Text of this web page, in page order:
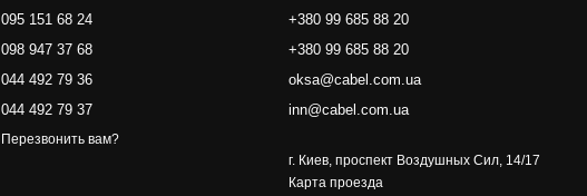
095 151 68 24
098 947 37 68
044 492 79 36
044 492 79 37
Перезвонить вам?
+380 99 685 88 20
+380 99 685 88 20
oksa@cabel.com.ua
inn@cabel.com.ua
г. Киев, проспект Воздушных Сил, 14/17
Карта проезда